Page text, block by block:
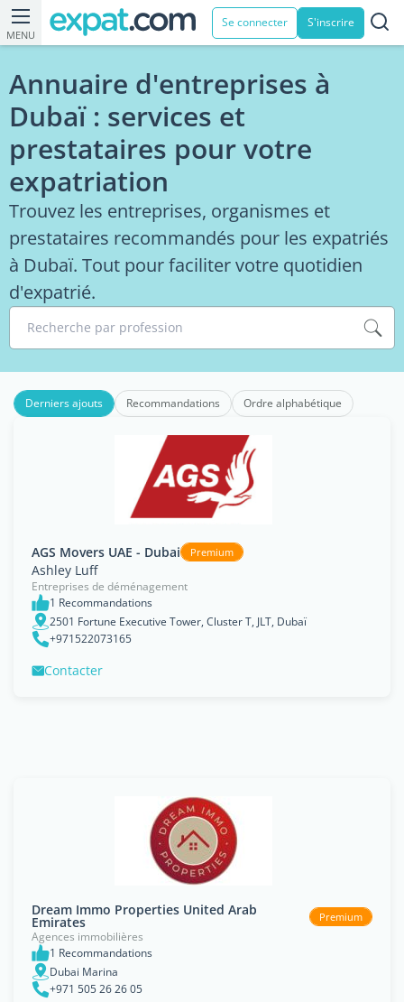
MENU
Se connecter S'inscrire
Annuaire d'entreprises à
Dubaï : services et
prestataires pour votre
expatriation
Trouvez les entreprises, organismes et
prestataires recommandés pour les expatriés
à Dubaï. Tout pour faciliter votre quotidien
d'expatrié.
Recherche par profession
Derniers ajouts Recommandations Ordre alphabétique
AGS Movers UAE - Dubai Premium
Ashley Luff
Entreprises de déménagement
1 Recommandations
2501 Fortune Executive Tower, Cluster T, JLT, Dubaï
+971522073165
Contacter
Dream Immo Properties United Arab
Emirates Premium
Agences immobilières
1 Recommandations
Dubai Marina
+971 505 26 26 05